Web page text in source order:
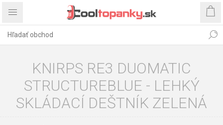
KNIRPS RE3 DUOMATIC
STRUCTUREBLUE - LEHKÝ
SKLÁDACÍ DEŠTNÍK ZELENÁ